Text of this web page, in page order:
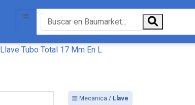
Llave Tubo Total 17 Mm En L
Mecanica / Llave